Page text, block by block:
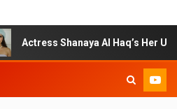
Shanaya Al Haq’s Her Upcoming